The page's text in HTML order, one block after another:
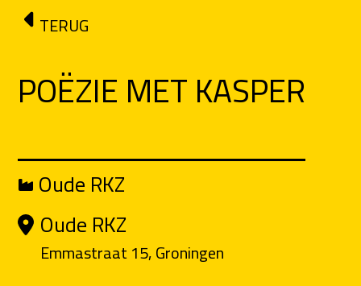
Ga naar de inhoud
TERUG
POËZIE MET KASPER
Oude RKZ
Oude RKZ
Emmastraat 15, Groningen